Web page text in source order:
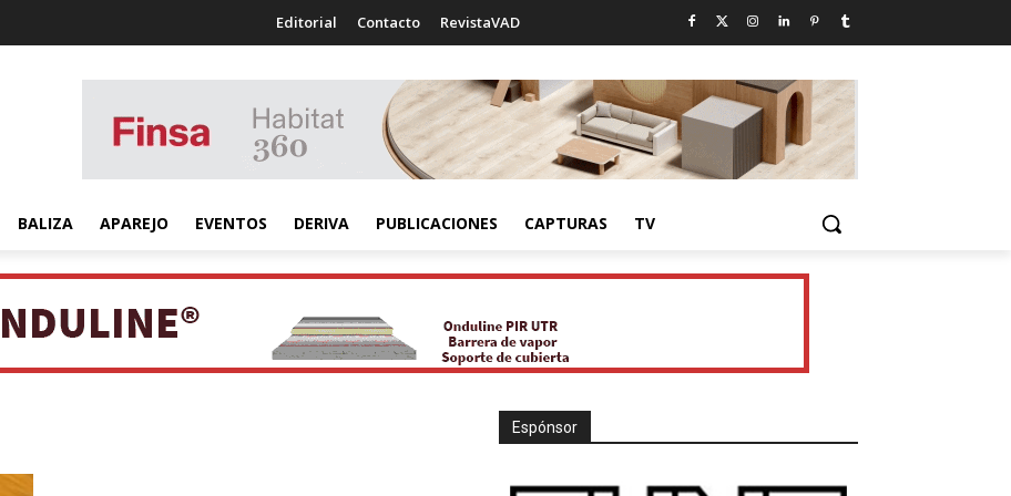
Editorial Contacto RevistaVAD
BALIZA APAREJO EVENTOS DERIVA PUBLICACIONES CAPTURAS TV
Espónsor